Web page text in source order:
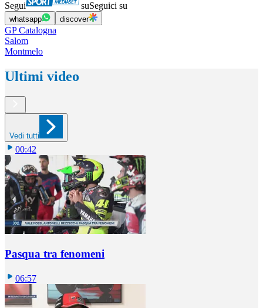
Segui suSeguici su
whatsapp discover
GP Catalogna
Salom
Montmelo
Ultimi video
Vedi tutti
00:42
Pasqua tra fenomeni
06:57